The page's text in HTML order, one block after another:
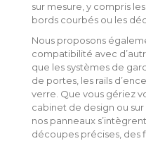
sur mesure, y compris
bords courbés ou les
Nous proposons
compatibilité avec
que les systèmes de
de portes, les rails
verre. Que vous gériez
cabinet de design ou
nos panneaux
découpes précises, des